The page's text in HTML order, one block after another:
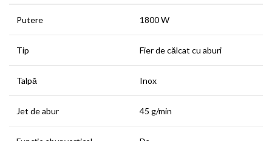
Putere 1800 W
Tip Fier de călcat cu aburi
Talpă Inox
Jet de abur 45 g/min